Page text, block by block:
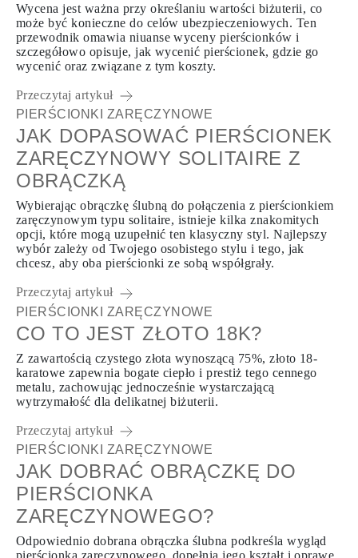
Wycena jest ważna przy określaniu wartości biżuterii, co
może być konieczne do celów ubezpieczeniowych. Ten
przewodnik omawia niuanse wyceny pierścionków i
szczegółowo opisuje, jak wycenić pierścionek, gdzie go
wycenić oraz związane z tym koszty.
Przeczytaj artykuł
PIERŚCIONKI ZARĘCZYNOWE
JAK DOPASOWAĆ PIERŚCIONEK
ZARĘCZYNOWY SOLITAIRE Z
OBRĄCZKĄ
Wybierając obrączkę ślubną do połączenia z pierścionkiem
zaręczynowym typu solitaire, istnieje kilka znakomitych
opcji, które mogą uzupełnić ten klasyczny styl. Najlepszy
wybór zależy od Twojego osobistego stylu i tego, jak
chcesz, aby oba pierścionki ze sobą współgrały.
Przeczytaj artykuł
PIERŚCIONKI ZARĘCZYNOWE
CO TO JEST ZŁOTO 18K?
Z zawartością czystego złota wynoszącą 75%, złoto 18-
karatowe zapewnia bogate ciepło i prestiż tego cennego
metalu, zachowując jednocześnie wystarczającą
wytrzymałość dla delikatnej biżuterii.
Przeczytaj artykuł
PIERŚCIONKI ZARĘCZYNOWE
JAK DOBRAĆ OBRĄCZKĘ DO
PIERŚCIONKA
ZARĘCZYNOWEGO?
Odpowiednio dobrana obrączka ślubna podkreśla wygląd
pierścionka zaręczynowego, dopełnia jego kształt i oprawę